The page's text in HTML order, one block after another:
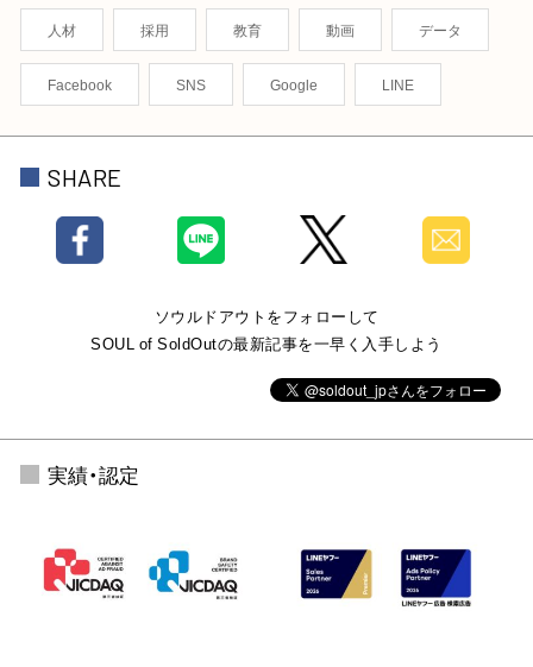
人材 採用 教育 動画 データ
Facebook SNS Google LINE
SHARE
ソウルドアウトをフォローして
SOUL of SoldOutの最新記事を一早く入手しよう
実績・認定